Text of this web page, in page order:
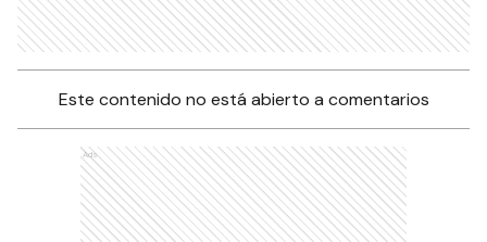
Este contenido no está abierto a comentarios
Ads